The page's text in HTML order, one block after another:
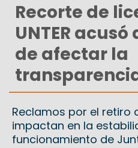
Recorte de
UNTER
de afectar la
Reclamos por el retiro
impactan en la
funcionamiento de